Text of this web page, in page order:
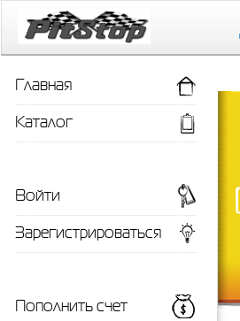
Главная
Каталог
Войти
Зарегистрироваться
Пополнить счет